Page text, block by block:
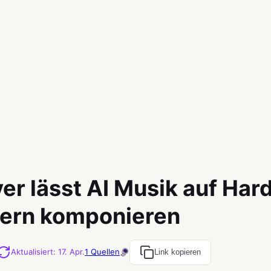
lässt AI Musik auf
komponieren
Aktualisiert: 17. Apr.1 Quellen Link kopieren